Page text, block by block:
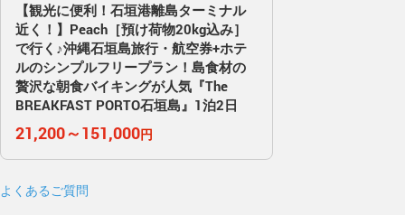
【観光に便利！石垣港離島ターミナル
近く！】Peach［預け荷物20kg込み］
で行く♪沖縄石垣島旅行・航空券+ホテ
ルのシンプルフリープラン！島食材の
贅沢な朝食バイキングが人気『The
BREAKFAST PORTO石垣島』1泊2日
21,200～151,000円
よくあるご質問